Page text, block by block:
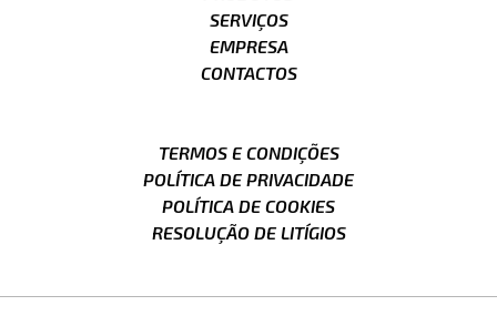
SERVIÇOS
EMPRESA
CONTACTOS
TERMOS E CONDIÇÕES
POLÍTICA DE PRIVACIDADE
POLÍTICA DE COOKIES
RESOLUÇÃO DE LITÍGIOS